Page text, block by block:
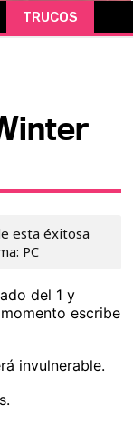
CÓMICS
TRUCOS
esta éxitosa
PC
del 1 y
escribe
invulnerable.